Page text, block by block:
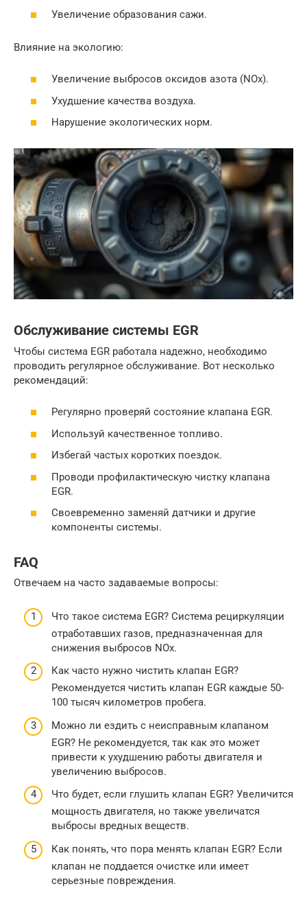
Увеличение образования сажи.
Влияние на экологию:
Увеличение выбросов оксидов азота (NOx).
Ухудшение качества воздуха.
Нарушение экологических норм.
Обслуживание системы EGR
Чтобы система EGR работала надежно, необходимо
проводить регулярное обслуживание. Вот несколько
рекомендаций:
Регулярно проверяй состояние клапана EGR.
Используй качественное топливо.
Избегай частых коротких поездок.
Проводи профилактическую чистку клапана
EGR.
Своевременно заменяй датчики и другие
компоненты системы.
FAQ
Отвечаем на часто задаваемые вопросы:
Что такое система EGR? Система рециркуляции
отработавших газов, предназначенная для
снижения выбросов NOx.
Как часто нужно чистить клапан EGR?
Рекомендуется чистить клапан EGR каждые 50-
100 тысяч километров пробега.
Можно ли ездить с неисправным клапаном
EGR? Не рекомендуется, так как это может
привести к ухудшению работы двигателя и
увеличению выбросов.
Что будет, если глушить клапан EGR? Увеличится
мощность двигателя, но также увеличатся
выбросы вредных веществ.
Как понять, что пора менять клапан EGR? Если
клапан не поддается очистке или имеет
серьезные повреждения.